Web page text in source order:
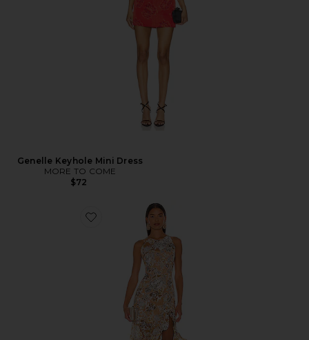
Genelle Keyhole Mini Dress
MORE TO COME
$72